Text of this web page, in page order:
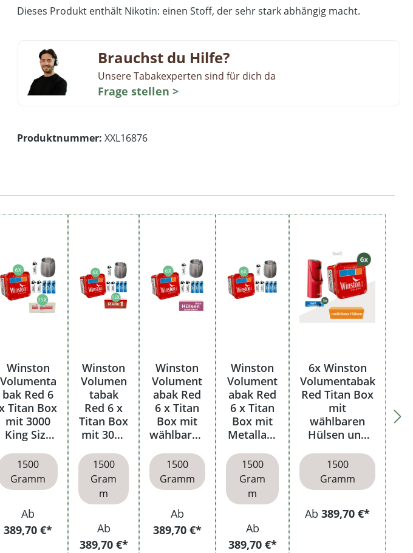
Dieses Produkt enthält Nikotin: einen Stoff, der sehr stark abhängig macht.
Brauchst du Hilfe?
Unsere Tabakexperten sind für dich da
Frage stellen >
Produktnummer: XXL16876
Winston
Volumenta
bak Red 6
Titan Box
mit 3000
King Size
n
1500
Gramm
Ab
389,70 €*
Winston
Volumen
tabak
Red 6 x
Titan Box
mit 3000
en
1500
Gram
m
Ab
389,70 €*
Winston
Volument
abak Red
6 x Titan
Box mit
wählbaren
n
1500
Gramm
Ab
389,70 €*
Winston
Volument
abak Red
6 x Titan
Box mit
Metallasc
r
1500
Gram
m
Ab
389,70 €*
6x Winston
Volumentabak
Red Titan Box
mit
wählbaren
Hülsen und
Pumpkanne
1500
Gramm
Ab389,70 €*